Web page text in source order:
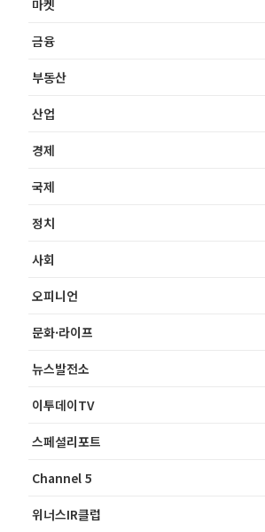
마켓
금융
부동산
산업
경제
국제
정치
사회
오피니언
문화·라이프
뉴스발전소
이투데이TV
스페셜리포트
Channel 5
위너스IR클럽